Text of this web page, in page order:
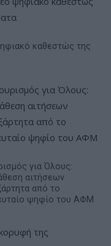
καθεστώς της
για Όλους:
αιτήσεων
από το
ψηφίο του ΑΦΜ